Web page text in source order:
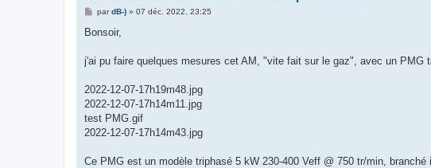
M
s
g
pardB-)» 07 déc. 2022, 23:25
Bonsoir,
j'ai pu faire quelques mesures cet AM, "vite fait sur le gaz", avec un PMG
2022-12-07-17h19m48.jpg
2022-12-07-17h14m11.jpg
test PMG.gif
2022-12-07-17h14m43.jpg
Ce PMG est un modèle triphasé 5 kW 230-400 Veff @ 750 tr/min,